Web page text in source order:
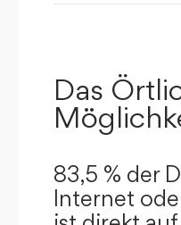
Das
83,5 % der
Internet